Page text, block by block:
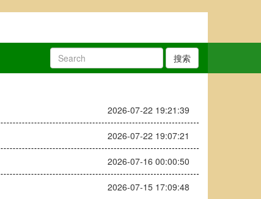
搜索
2026-07-22 19:21:39
2026-07-22 19:07:21
2026-07-16 00:00:50
2026-07-15 17:09:48